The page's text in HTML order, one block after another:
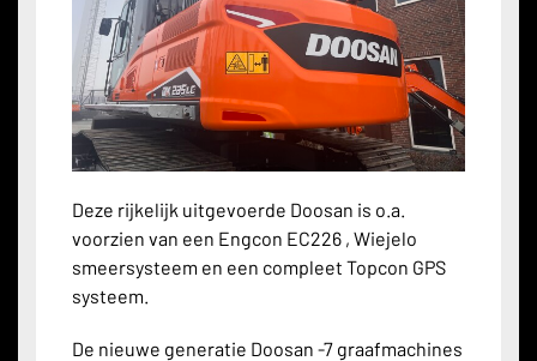
Deze rijkelijk uitgevoerde Doosan is o.a.
voorzien van een Engcon EC226 , Wiejelo
smeersysteem en een compleet Topcon GPS
systeem.
De nieuwe generatie Doosan -7 graafmachines